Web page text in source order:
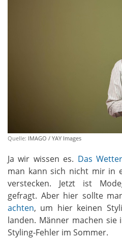
Quelle: IMAGO / YAY Images
Ja wir wissen es. Das
man kann sich nicht mir in
verstecken. Jetzt ist
gefragt. Aber hier sollte
achten, um hier keinen
landen. Männer machen sie
Styling-Fehler im Sommer.